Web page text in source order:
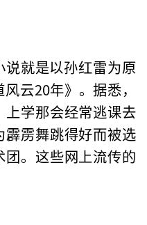
就是以孙红雷为原
云20年》。据悉，
学那会经常逃课去
雳舞跳得好而被选
。这些网上流传的